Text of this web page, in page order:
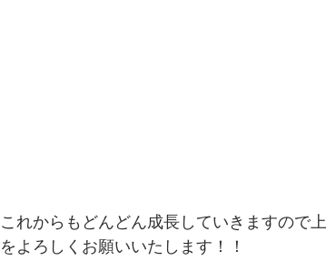
これからもどんどん成長していきますので
をよろしくお願いいたします！！